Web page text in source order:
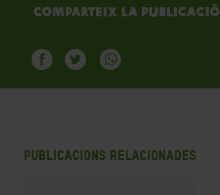
Comparteix la publicació
Publicacions Relacionades